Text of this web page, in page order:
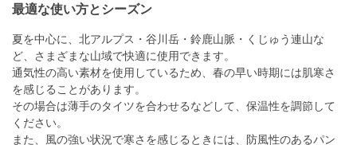
最適な使い方とシーズン
夏を中心に、北アルプス・谷川岳・鈴鹿山脈・くじゅう連山な
ど、さまざまな山域で快適に使用できます。
通気性の高い素材を使用しているため、春の早い時期には肌寒さ
を感じることがあります。
その場合は薄手のタイツを合わせるなどして、保温性を調節して
ください。
また、風の強い状況で寒さを感じるときには、防風性のあるパン